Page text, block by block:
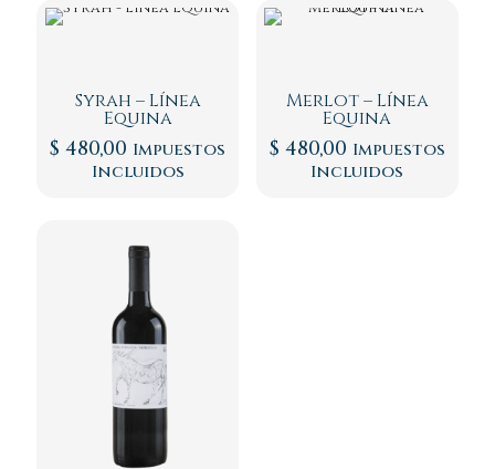
Syrah – Línea
Equina
$ 480,00 Impuestos
Incluidos
Merlot – Línea
Equina
$ 480,00 Impuestos
Incluidos